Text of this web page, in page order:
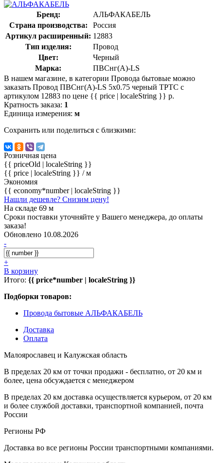
Бренд:
АЛЬФАКАБЕЛЬ
Страна производства:
Россия
Артикул расширенный: 12883
Тип изделия:
Провод
Цвет:
Черный
Марка:
ПВСнг(A)-LS
В нашем магазине, в категории Провода бытовые можно
заказать Провод ПВСнг(А)-LS 5х0.75 черный ТРТС с
артикулом 12883 по цене {{ price | localeString }} р.
Кратность заказа: 1
Единица измерения: м
Сохранить или поделиться с близкими:
Розничная цена
{{ priceOld | localeString }}
{{ price | localeString }} / м
Экономия
{{ economy*number | localeString }}
Нашли дешевле? Снизим цену!
На складе 69 м
Сроки поставки уточняйте у Вашего менеджера, до оплаты
заказа!
Обновлено 10.08.2026
-
+
В корзину
Итого: {{ price*number | localeString }}
Подборки товаров:
Провода бытовые АЛЬФАКАБЕЛЬ
Доставка
Оплата
Малоярославец и Калужская область
В пределах 20 км от точки продажи - бесплатно, от 20 км и
более, цена обсуждается с менеджером
В пределах 20 км доставка осуществляется курьером, от 20 км
и более службой доставки, транспортной компанией, почта
России
Регионы РФ
Доставка во все регионы России транспортными компаниями.